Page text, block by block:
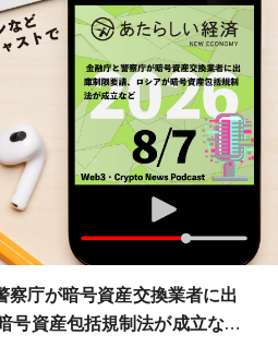
察庁が暗号資産交換業者に出
号資産包括規制法が成立な…